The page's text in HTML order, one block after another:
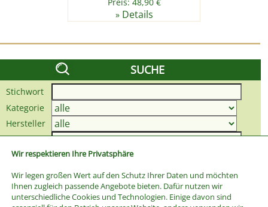
Wir respektieren Ihre Privatsphäre
Wir legen großen Wert auf den Schutz Ihrer Daten und möchten
Ihnen zugleich passende Angebote bieten. Dafür nutzen wir
unterschiedliche Cookies und Technologien. Einige davon sind
» Details
SUCHE
Stichwort
Kategorie
Hersteller
Preis bis